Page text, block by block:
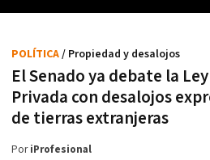
El Senado ya debate la
Privada con desalojos
de tierras extranjeras
POLÍTICA/ Propiedad y desalojos
PoriProfesional